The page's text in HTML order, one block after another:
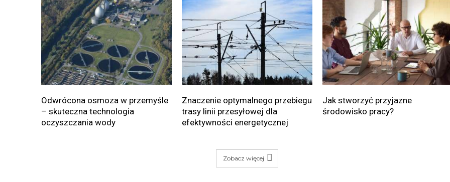
Odwrócona osmoza w przemyśle
– skuteczna technologia
oczyszczania wody
Znaczenie optymalnego przebiegu
trasy linii przesyłowej dla
efektywności energetycznej
Jak stworzyć przyjazne
środowisko pracy?
Zobacz więcej